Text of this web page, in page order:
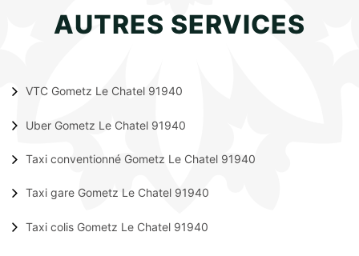
AUTRES SERVICES
VTC Gometz Le Chatel 91940
Uber Gometz Le Chatel 91940
Taxi conventionné Gometz Le Chatel 91940
Taxi gare Gometz Le Chatel 91940
Taxi colis Gometz Le Chatel 91940